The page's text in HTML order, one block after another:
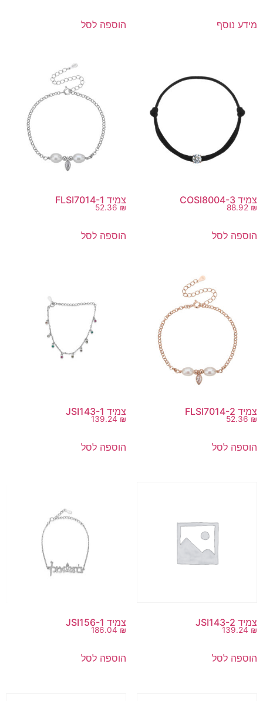
מידע נוסף הוספה לסל
צמיד COSl8004-3
88.92 ₪
הוספה לסל
צמיד FLSI7014-1
52.36 ₪
הוספה לסל
צמיד FLSI7014-2
52.36 ₪
הוספה לסל
צמיד JSI143-1
139.24 ₪
הוספה לסל
צמיד JSI143-2
139.24 ₪
הוספה לסל
צמיד JSI156-1
186.04 ₪
הוספה לסל